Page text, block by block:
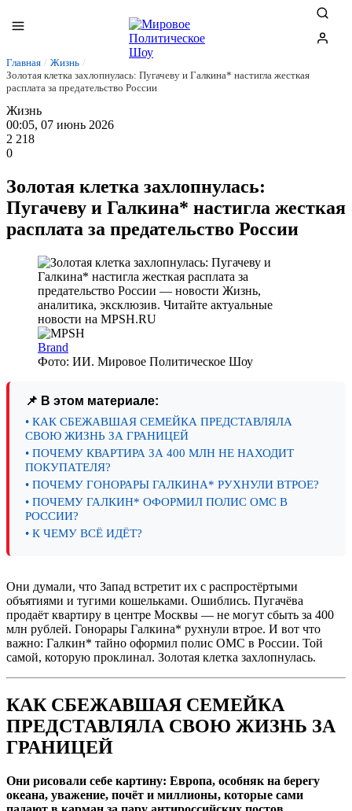
Главная / Жизнь /
Золотая клетка захлопнулась: Пугачеву и Галкина* настигла жесткая
расплата за предательство России
Жизнь
00:05, 07 июнь 2026
2 218
0
Золотая клетка захлопнулась:
Пугачеву и Галкина* настигла жесткая
расплата за предательство России
Brand
Фото: ИИ. Мировое Политическое Шоу
📌 В этом материале:
• КАК СБЕЖАВШАЯ СЕМЕЙКА ПРЕДСТАВЛЯЛА
СВОЮ ЖИЗНЬ ЗА ГРАНИЦЕЙ
• ПОЧЕМУ КВАРТИРА ЗА 400 МЛН НЕ НАХОДИТ
ПОКУПАТЕЛЯ?
• ПОЧЕМУ ГОНОРАРЫ ГАЛКИНА* РУХНУЛИ ВТРОЕ?
• ПОЧЕМУ ГАЛКИН* ОФОРМИЛ ПОЛИС ОМС В
РОССИИ?
• К ЧЕМУ ВСЁ ИДЁТ?
Они думали, что Запад встретит их с распростёртыми
объятиями и тугими кошельками. Ошиблись. Пугачёва
продаёт квартиру в центре Москвы — не могут сбыть за 400
млн рублей. Гонорары Галкина* рухнули втрое. И вот что
важно: Галкин* тайно оформил полис ОМС в России. Той
самой, которую проклинал. Золотая клетка захлопнулась.
КАК СБЕЖАВШАЯ СЕМЕЙКА
ПРЕДСТАВЛЯЛА СВОЮ ЖИЗНЬ ЗА
ГРАНИЦЕЙ
Они рисовали себе картину: Европа, особняк на берегу
океана, уважение, почёт и миллионы, которые сами